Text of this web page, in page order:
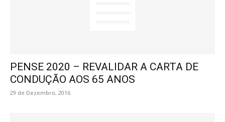
PENSE 2020 – REVALIDAR A CARTA DE
CONDUÇÃO AOS 65 ANOS
29 de Dezembro, 2016